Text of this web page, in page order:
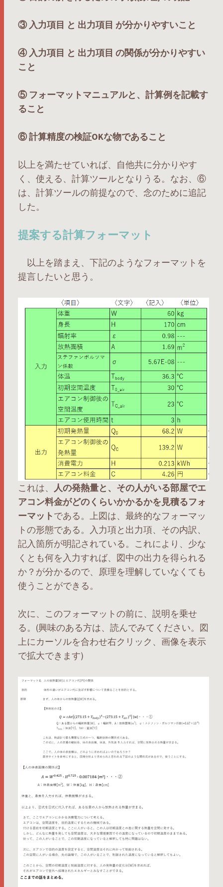
③ 入力項目 と 出力項目 が分かりやすいこと
④ 入力項目 と 出力項目 の関係が分かりやすい
こと
⑤ フォーマットマニュアルと、計算例を記載す
ること
⑥ 計算精度の検証OKな物であること
以上を満たせていれば、自他共に分かりやす
く、使える、計算ツールとなりうる。なお、⑥
は、計算ツールの前提なので、念のために追記
した。
提案する計算フォーマット
以上を踏まえ、下記のようなフォーマットを
提言したいと思う。
これは、 人の発熱量と、その人がいる部屋でエ
アコン料金がどのくらいかかるかを見積るフォ
ーマットである。上図は、最終的なフォーマッ
トの形態である。入力項と出力項、その内訳、
記入箇所が明記されている。これにより、少な
くとも何を入力すれば、図中の出力を得られる
か？が分かるので、原理を理解していなくても
使うことができる。
次に、このフォーマットの前に、説明を乗せ
る。(興味のある方は、読んでみてください。図
上にカーソルを合わせ右クリック、画像を表示
で拡大できます)